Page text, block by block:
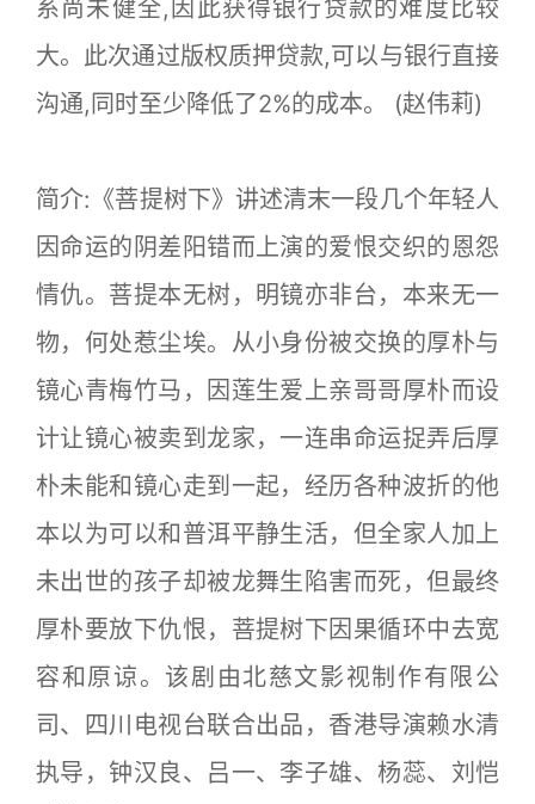
系尚未健全,因此获得银行贷款的难度比较
大。此次通过版权质押贷款,可以与银行直接
沟通,同时至少降低了2%的成本。 (赵伟莉)
简介:《菩提树下》讲述清末一段几个年轻人
因命运的阴差阳错而上演的爱恨交织的恩怨
情仇。菩提本无树，明镜亦非台，本来无一
物，何处惹尘埃。从小身份被交换的厚朴与
镜心青梅竹马，因莲生爱上亲哥哥厚朴而设
计让镜心被卖到龙家，一连串命运捉弄后厚
朴未能和镜心走到一起，经历各种波折的他
本以为可以和普洱平静生活，但全家人加上
未出世的孩子却被龙舞生陷害而死，但最终
厚朴要放下仇恨，菩提树下因果循环中去宽
容和原谅。该剧由北慈文影视制作有限公
司、四川电视台联合出品，香港导演赖水清
执导，钟汉良、吕一、李子雄、杨蕊、刘恺